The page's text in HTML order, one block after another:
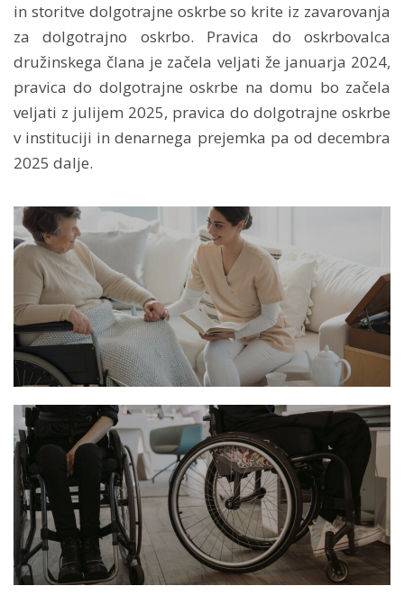
in storitve dolgotrajne oskrbe so krite iz zavarovanja
za dolgotrajno oskrbo. Pravica do oskrbovalca
družinskega člana je začela veljati že januarja 2024,
pravica do dolgotrajne oskrbe na domu bo začela
veljati z julijem 2025, pravica do dolgotrajne oskrbe
v instituciji in denarnega prejemka pa od decembra
2025 dalje.